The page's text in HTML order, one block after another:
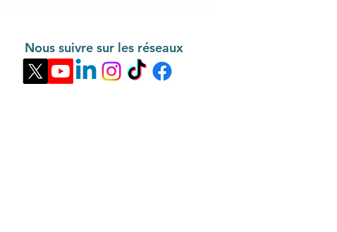
la pollution plastique
Nous suivre sur les réseaux